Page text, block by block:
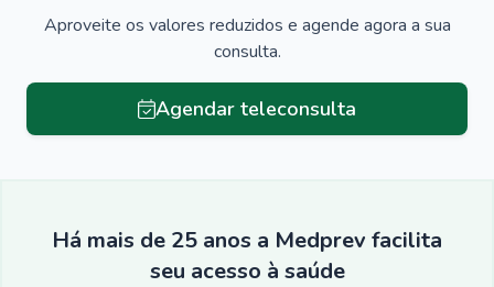
Aproveite os valores reduzidos e agende agora a sua
consulta.
Agendar teleconsulta
Há mais de 25 anos a Medprev facilita
seu acesso à saúde